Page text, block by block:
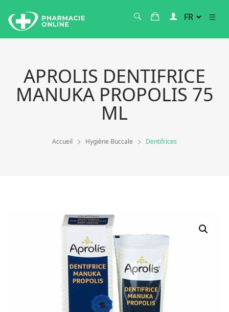
APROLIS DENTIFRICE
MANUKA PROPOLIS 75
ML
Accueil Hygiène Buccale Dentifrices